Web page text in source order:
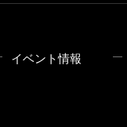
イベント情報